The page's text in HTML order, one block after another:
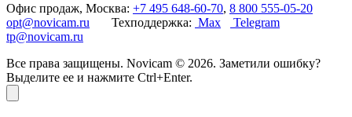
Офис продаж, Москва: +7 495 648-60-70, 8 800 555-05-20
opt@novicam.ru Техподдержка: Max
Telegram
tp@novicam.ru
Все права защищены. Novicam © 2026. Заметили ошибку?
Выделите ее и нажмите Ctrl+Enter.